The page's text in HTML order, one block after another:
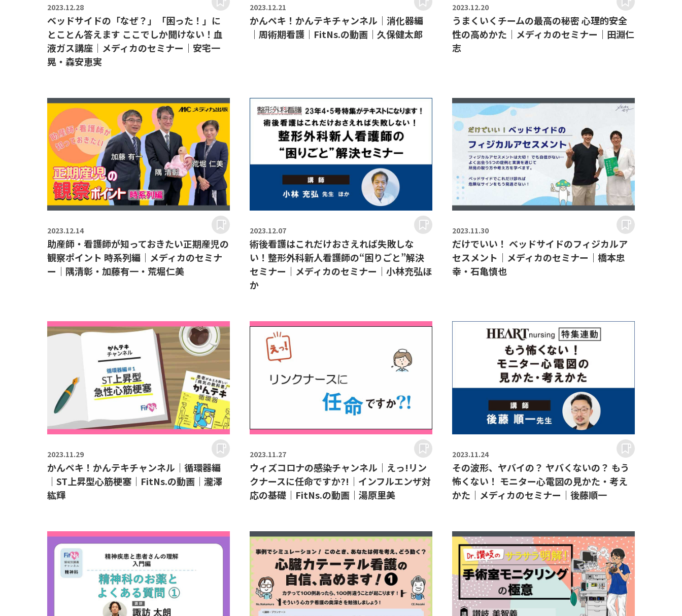
2023.12.28
ベッドサイドの「なぜ？」「困った！」に
とことん答えます ここでしか聞けない！血
液ガス講座｜メディカのセミナー｜安宅一
晃・森安恵実
2023.12.21
かんペキ！かんテキチャンネル｜消化器編
｜周術期看護｜FitNs.の動画｜久保健太郎
2023.12.20
うまくいくチームの最高の秘密 心理的安全
性の高めかた｜メディカのセミナー｜田淵仁
志
2023.12.14
助産師・看護師が知っておきたい正期産児の
観察ポイント 時系列編｜メディカのセミナ
ー｜隅清彰・加藤有一・荒堀仁美
2023.12.07
術後看護はこれだけおさえれば失敗しな
い！整形外科新人看護師の“困りごと”解決
セミナー｜メディカのセミナー｜小林充弘ほ
か
2023.11.30
だけでいい！ ベッドサイドのフィジカルア
セスメント｜メディカのセミナー｜橋本忠
幸・石亀慎也
2023.11.29
かんペキ！かんテキチャンネル｜循環器編
｜ST上昇型心筋梗塞｜FitNs.の動画｜瀧澤
紘輝
2023.11.27
ウィズコロナの感染チャンネル｜えっ!リン
クナースに任命ですか?!｜インフルエンザ対
応の基礎｜FitNs.の動画｜湯原里美
2023.11.24
その波形、ヤバイの？ ヤバくないの？ もう
怖くない！ モニター心電図の見かた・考え
かた｜メディカのセミナー｜後藤順一